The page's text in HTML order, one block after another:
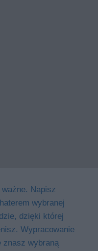
Napisz
wybranej
dzięki której
Wypracowanie
znasz wybraną